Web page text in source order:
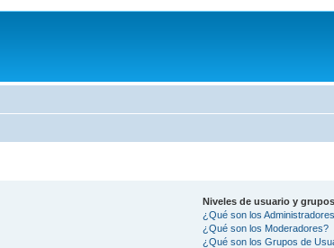
Niveles de usuario y grupos
¿Qué son los
¿Qué son los Moderadores?
¿Qué son los Grupos de